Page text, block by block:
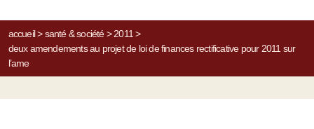
accueil> santé & société> 2011 >
deux amendements au projet de loi de finances rectificative pour 2011 sur
l’ame